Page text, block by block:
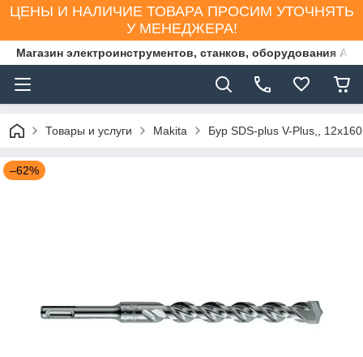
ЦЕНЫ И НАЛИЧИЕ ТОВАРА ПРОСИМ УТОЧНЯТЬ
У МЕНЕДЖЕРА!
Магазин электроинструментов, станков, оборудования
Товары и услуги Makita Бур SDS-plus V-Plus,,
–62%